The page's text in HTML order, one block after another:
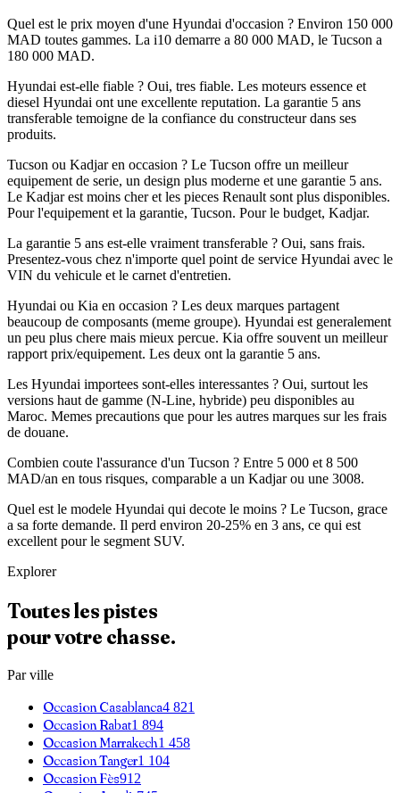
Quel est le prix moyen d'une Hyundai d'occasion ? Environ 150 000
MAD toutes gammes. La i10 demarre a 80 000 MAD, le Tucson a
180 000 MAD.
Hyundai est-elle fiable ? Oui, tres fiable. Les moteurs essence et
diesel Hyundai ont une excellente reputation. La garantie 5 ans
transferable temoigne de la confiance du constructeur dans ses
produits.
Tucson ou Kadjar en occasion ? Le Tucson offre un meilleur
equipement de serie, un design plus moderne et une garantie 5 ans.
Le Kadjar est moins cher et les pieces Renault sont plus disponibles.
Pour l'equipement et la garantie, Tucson. Pour le budget, Kadjar.
La garantie 5 ans est-elle vraiment transferable ? Oui, sans frais.
Presentez-vous chez n'importe quel point de service Hyundai avec le
VIN du vehicule et le carnet d'entretien.
Hyundai ou Kia en occasion ? Les deux marques partagent
beaucoup de composants (meme groupe). Hyundai est generalement
un peu plus chere mais mieux percue. Kia offre souvent un meilleur
rapport prix/equipement. Les deux ont la garantie 5 ans.
Les Hyundai importees sont-elles interessantes ? Oui, surtout les
versions haut de gamme (N-Line, hybride) peu disponibles au
Maroc. Memes precautions que pour les autres marques sur les frais
de douane.
Combien coute l'assurance d'un Tucson ? Entre 5 000 et 8 500
MAD/an en tous risques, comparable a un Kadjar ou une 3008.
Quel est le modele Hyundai qui decote le moins ? Le Tucson, grace
a sa forte demande. Il perd environ 20-25% en 3 ans, ce qui est
excellent pour le segment SUV.
Explorer
Toutes les pistes
pour votre chasse.
Par ville
Occasion Casablanca4 821
Occasion Rabat1 894
Occasion Marrakech1 458
OccasionTanger1 104
Occasion Fès912